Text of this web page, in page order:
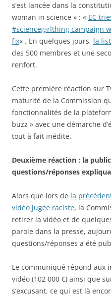
s’est lancée dans la
woman in science » : « EC
#sciencegirlthing campaign
fix« . En quelques jours, la
des 500 membres et une
renfort.
Cette première réaction sur
maturité de la Commission
fonctionnalités de la
buzz » avec une démarche
tout à fait inédite.
Deuxième réaction : la
questions/réponses
Alors que lors de la
vidéo jugée raciste, la
retirer la vidéo et de
parole dans la presse,
questions/réponses a été
Le communiqué répond aux
vidéo (102 000 €) ainsi que
s’excusant, ce qui est là